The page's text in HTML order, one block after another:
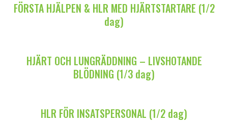
FÖRSTA HJÄLPEN & HLR MED HJÄRTSTARTARE (1/2
dag)
HJÄRT OCH LUNGRÄDDNING – LIVSHOTANDE
BLÖDNING (1/3 dag)
HLR FÖR INSATSPERSONAL (1/2 dag)